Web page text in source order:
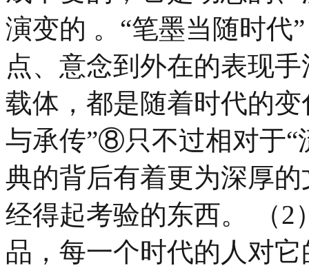
演变的 。“笔墨当随时代
点、意念到外在的表现
载体，都是随着时代的
与承传”⑧只不过相对于“
典的背后有着更为深厚
经得起考验的东西。 （2
品，每一个时代的人对